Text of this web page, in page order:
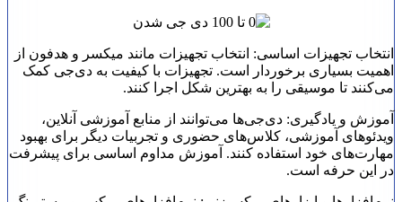
انتخاب تجهیزات اساسی: انتخاب تجهیزات مانند میکسر و هدفون از
اهمیت بسیاری برخوردار است. تجهیزات با کیفیت به دی‌جی کمک
می‌کنند تا موسیقی را به بهترین شکل اجرا کنند.
آموزش و یادگیری: دی‌جی‌ها می‌توانند از منابع آموزشی آنلاین،
ویدئوهای آموزشی، کلاس‌های حضوری و تجربیات دیگر برای بهبود
مهارت‌های خود استفاده کنند. آموزش مداوم اساسی برای پیشرفت
در این حرفه است.